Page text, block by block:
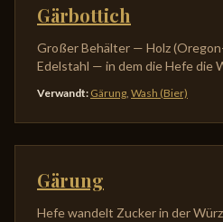
Gärbottich
Großer Behälter — Holz
Edelstahl — in dem die Hefe die
Verwandt: Gärung, Wash (Bier)
Gärung
Hefe wandelt Zucker in der